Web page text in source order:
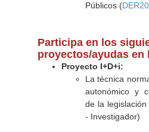
Públicos (
Participa en los
proyectos/ayudas en
Proyecto I+D+i:
La técnica
autonómico y
de la
- Investigador)